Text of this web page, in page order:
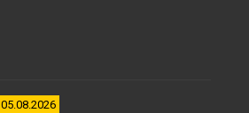
05.08.2026